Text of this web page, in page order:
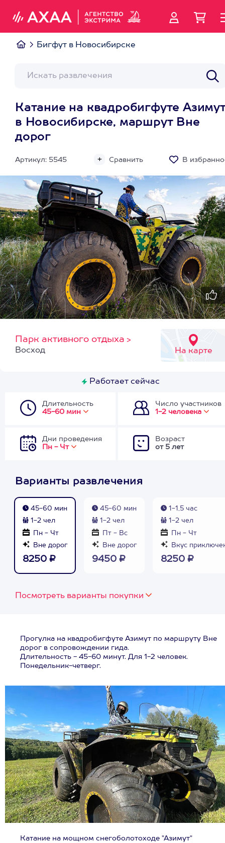
Бигфут в Новосибирске
Катание на квадробигфуте
в Новосибирске, маршрут Вне
дорог
Артикул: 5545 Сравнить В
Парк активного отдыха >
На карте
Восход
Работает сейчас
Длительность
45-60 мин
Число участников
1-2 человека
Дни проведения
Пн - Чт
Возраст
от 5 лет
Варианты развлечения
45-60 мин
1-2 чел
Пн - Чт
Вне дорог
8250 ₽
45-60 мин
1-2 чел
Пт - Вс
Вне дорог
9450 ₽
1-1,5 час
1-2 чел
Пн - Чт
Вкус
8250 ₽
Посмотреть варианты покупки
Прогулка на квадробигфуте Азимут по маршруту Вне
дорог в сопровождении гида.
Длительность - 45-60 минут. Для 1-2 человек.
Понедельник-четверг.
Катание на мощном снегоболотоходе "Азимут"